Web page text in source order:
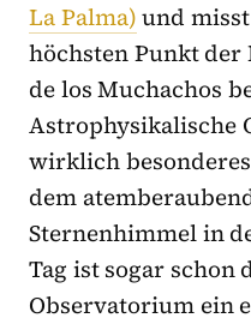
La Palma)und
höchsten Punkt der
de los Muchachos
Astrophysikalische
wirklich
dem
Sternenhimmel in
Tag ist sogar schon
Observatorium ein